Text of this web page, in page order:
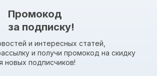
Промокод
за подписку!
и интересных статей,
и получи промокод на скидку
новых подписчиков!